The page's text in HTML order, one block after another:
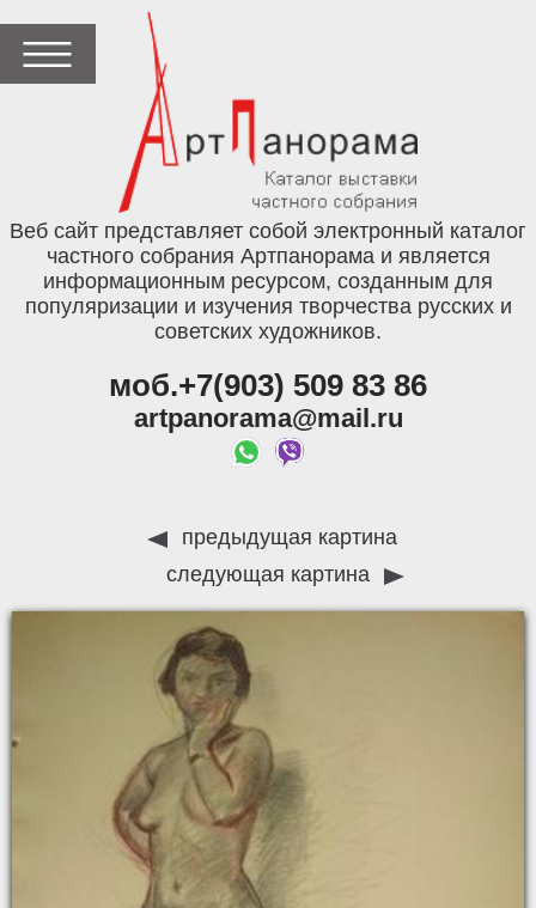
Веб сайт представляет собой электронный каталог
частного собрания Артпанорама и является
информационным ресурсом, созданным для
популяризации и изучения творчества русских и
советских художников.
моб.+7(903) 509 83 86
artpanorama@mail.ru
предыдущая картина
следующая картина